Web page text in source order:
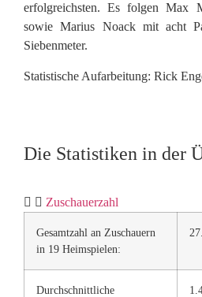
erfolgreichsten. Es folgen Max
sowie Marius Noack mit acht
Siebenmeter.
Statistische Aufarbeitung: Rick
Die Statistiken in der
Zuschauerzahl
Gesamtzahl an Zuschauern
in 19 Heimspielen:
Durchschnittliche